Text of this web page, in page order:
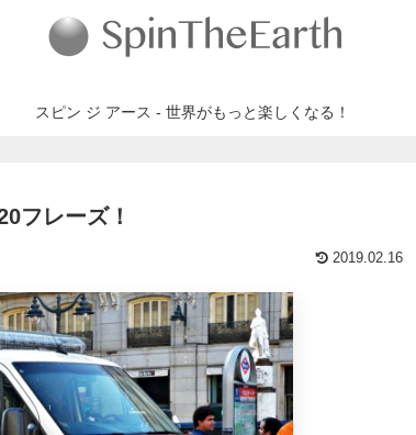
スピン ジ アース - 世界がもっと楽しくなる！
フレーズ！
2019.02.16